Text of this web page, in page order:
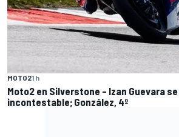
MOTO21 h
Moto2 en Silverstone – Izan Guevara
incontestable; González, 4º